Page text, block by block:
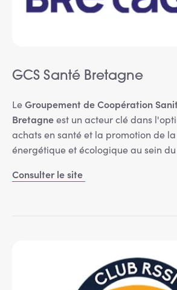
GCS Santé Bretagne
LeGroupement de Coopération
Bretagneest un acteur clé dans
achats en santé et la promotion de
énergétique et écologique au sein
Consulter le site